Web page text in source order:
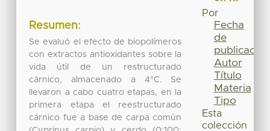
Resumen:
Se evaluó el efecto de biopolímeros
con extractos antioxidantes sobre la
vida útil de un restructurado
cárnico, almacenado a 4°C. Se
llevaron a cabo cuatro etapas, en la
primera etapa el reestructurado
cárnico fue a base de carpa común
Por
Fecha
de
publicación
Autor
Título
Materia
Tipo
Esta
colección